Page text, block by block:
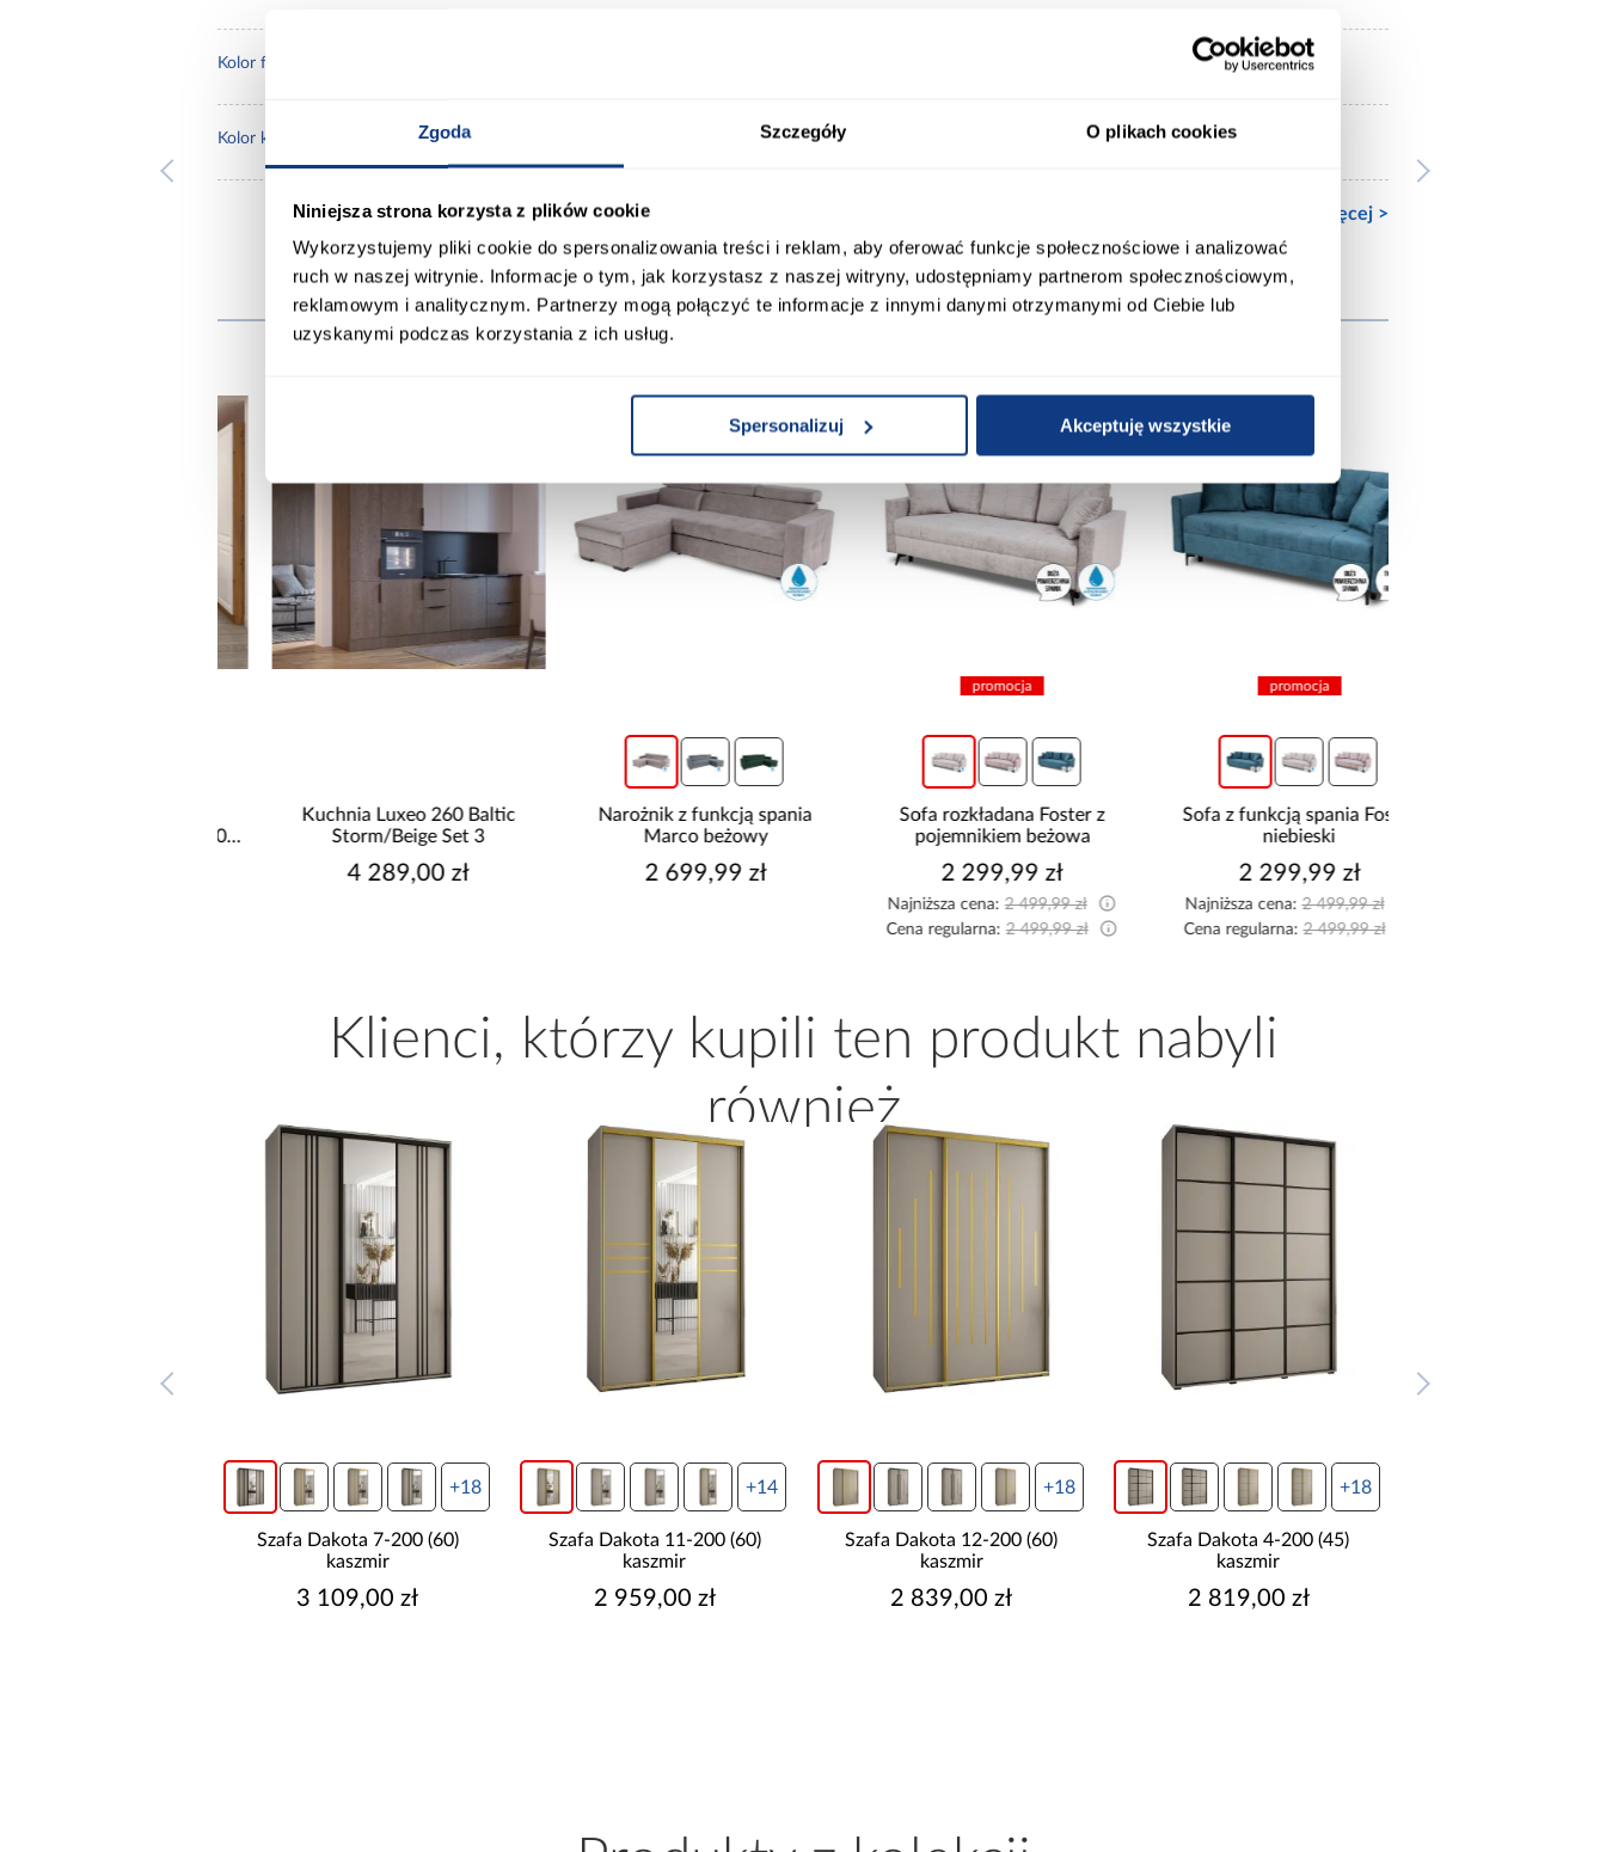
Zgoda Szczegóły O plikach cookies
Niniejsza strona korzysta z plików cookie
Wykorzystujemy pliki cookie do spersonalizowania treści i reklam, aby oferować funkcje społecznościowe i analizować
ruch w naszej witrynie. Informacje o tym, jak korzystasz z naszej witryny, udostępniamy partnerom społecznościowym,
reklamowym i analitycznym. Partnerzy mogą połączyć te informacje z innymi danymi otrzymanymi od Ciebie lub
uzyskanymi podczas korzystania z ich usług.
Spersonalizuj Akceptuję wszystkie
Kolor frontów:
Kolor korpusu: Wykończenie korpusu: mat
Zobacz więcej >
Inni Klienci sprawdzali również
Kuchnia Luxeo 260 Baltic
Storm/Beige Set 3
4 289,00 zł
Narożnik z funkcją spania
Marco beżowy
2 699,99 zł
promocja
Sofa rozkładana Foster z
pojemnikiem beżowa
2 299,99 zł
Najniższa cena:2 499,99 zł
Cena regularna:2 499,99 zł
promocja
Sofa z funkcją spania Foster
niebieski
2 299,99 zł
Najniższa cena:2 499,99 zł
Cena regularna:2 499,99 zł
Klienci, którzy kupili ten produkt nabyli
również
+18
Szafa Dakota 7-200 (60)
kaszmir
3 109,00 zł
+14
Szafa Dakota 11-200 (60)
kaszmir
2 959,00 zł
+18
Szafa Dakota 12-200 (60)
kaszmir
2 839,00 zł
+18
Szafa Dakota 4-200 (45)
kaszmir
2 819,00 zł